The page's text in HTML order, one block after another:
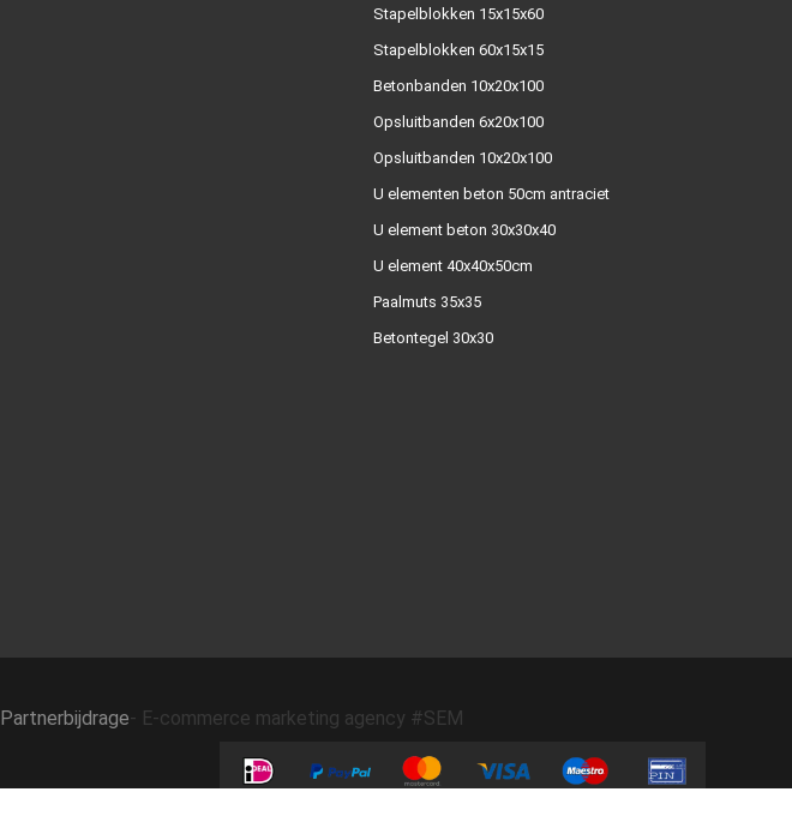
Stapelblokken 15x15x60
Stapelblokken 60x15x15
Betonbanden 10x20x100
Opsluitbanden 6x20x100
Opsluitbanden 10x20x100
U elementen beton 50cm antraciet
U element beton 30x30x40
U element 40x40x50cm
Paalmuts 35x35
Betontegel 30x30
Partnerbijdrage- E-commerce marketing agency #SEM